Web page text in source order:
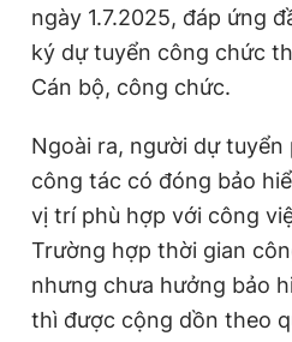
ngày 1.7.2025, đáp ứng
ký dự tuyển công chức
Cán bộ, công chức.
Ngoài ra, người dự
công tác có đóng bảo
vị trí phù hợp với công
Trường hợp thời gian
nhưng chưa hưởng bảo
thì được cộng dồn theo